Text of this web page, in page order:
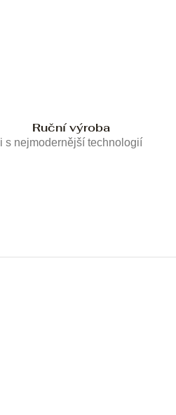
Ruční výroba
i s nejmodernější technologií